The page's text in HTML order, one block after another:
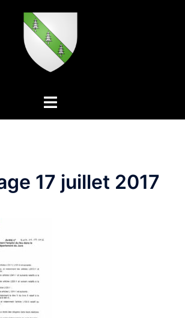
Ouvrir/fermer
17 juillet 2017